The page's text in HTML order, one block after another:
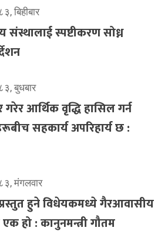
बिहीबार
संस्थालाई स्पष्टीकरण सोध्न
बुधबार
गरेर आर्थिक वृद्धि हासिल गर्न
सहकार्य अपरिहार्य छ :
मंगलवार
प्रस्तुत हुने विधेयकमध्ये गैरआवासीय
हो : कानुनमन्त्री गौतम